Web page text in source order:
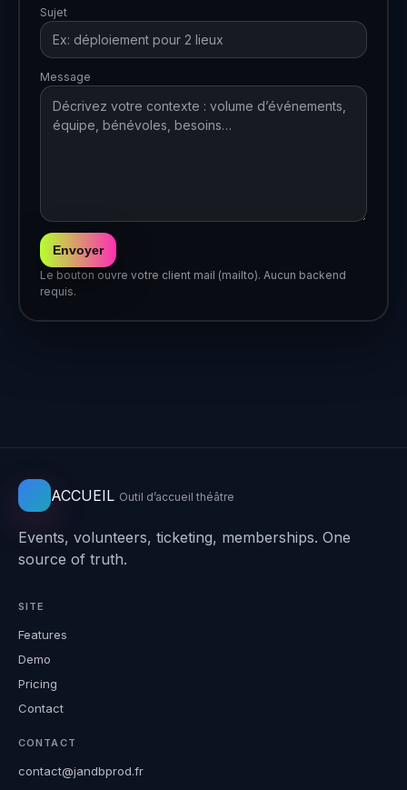
Sujet
Message
Envoyer
Le bouton ouvre votre client mail (mailto). Aucun backend
requis.
ACCUEIL Outil d’accueil théâtre
Events, volunteers, ticketing, memberships. One
source of truth.
SITE
Features
Demo
Pricing
Contact
CONTACT
contact@jandbprod.fr